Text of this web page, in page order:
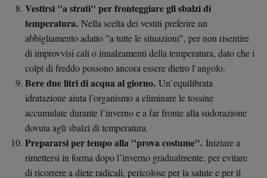
Vestirsi "a strati" per fronteggiare gli sbalzi di
temperatura. Nella scelta dei vestiti preferire un
abbigliamento adatto "a tutte le situazioni", per non risentire
di improvvisi cali o innalzamenti della temperatura, dato che i
colpi di freddo possono ancora essere dietro l`angolo.
Bere due litri di acqua al giorno. Un`equilibrata
idratazione aiuta l’organismo a eliminare le tossine
accumulate durante l’inverno e a far fronte alla sudorazione
dovuta agli sbalzi di temperatura.
Prepararsi per tempo alla "prova costume". Iniziare a
rimettersi in forma dopo l’inverno gradualmente, per evitare
di ricorrere a diete radicali, pericolose per la salute e per il